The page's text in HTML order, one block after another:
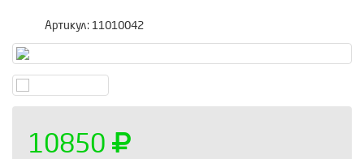
Артикул: 11010042
10850